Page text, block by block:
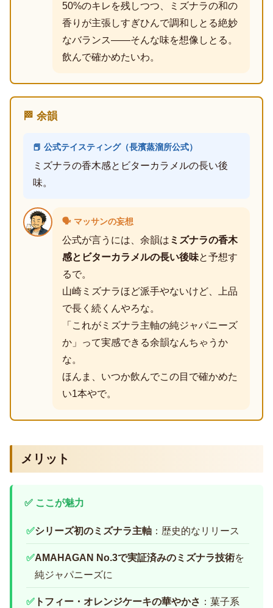
50%のキレを残しつつ、ミズナラの和の
香りが主張しすぎひんで調和しとる絶妙
なバランス――そんな味を想像しとる。
飲んで確かめたいわ。
🏁 余韻
📕 公式テイスティング（長濱蒸溜所公式）
ミズナラの香木感とビターカラメルの長い後
味。
🗣️ マッサンの妄想
公式が言うには、余韻は ミズナラの香木
感とビターカラメルの長い後味と予想す
るで。
山崎ミズナラほど派手やないけど、上品
で長く続くんやろな。
「これがミズナラ主軸の純ジャパニーズ
か」って実感できる余韻なんちゃうか
な。
ほんま、いつか飲んでこの目で確かめた
い1本やで。
メリット
✅ ここが魅力
✅シリーズ初のミズナラ主軸 ：歴史的なリリース
✅AMAHAGAN No.3で実証済みのミズナラ技術を
純ジャパニーズに
✅ トフィー・オレンジケーキの華やかさ ：菓子系